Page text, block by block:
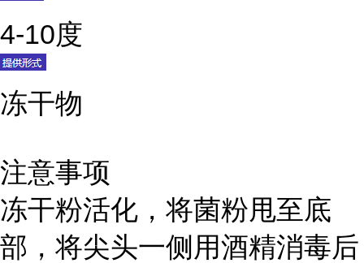
4-10度
冻干物
注意事项
冻干粉活化，将菌粉甩至底
部，将尖头一侧用酒精消毒后